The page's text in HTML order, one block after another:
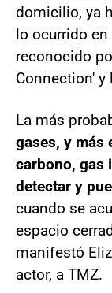
domicilio, ya
lo ocurrido
reconocido
Connection' y
La más
gases, y más
carbono, gas
detectar y
cuando se
espacio
manifestó
actor, a TMZ.